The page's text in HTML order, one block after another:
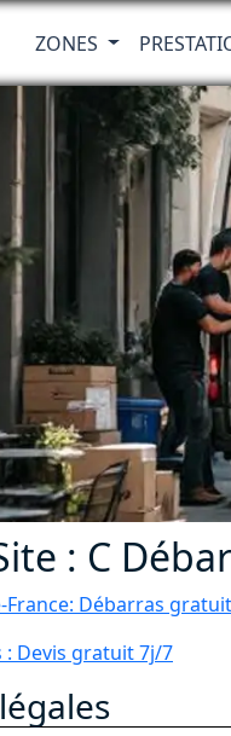
ZONES
: C
France: Débarras
Devis gratuit 7j/7